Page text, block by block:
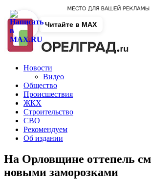
Новости
Видео
Общество
Происшествия
ЖКХ
Строительство
СВО
Рекомендуем
Об издании
На Орловщине оттепель
новыми заморозками
Читайте в MAX